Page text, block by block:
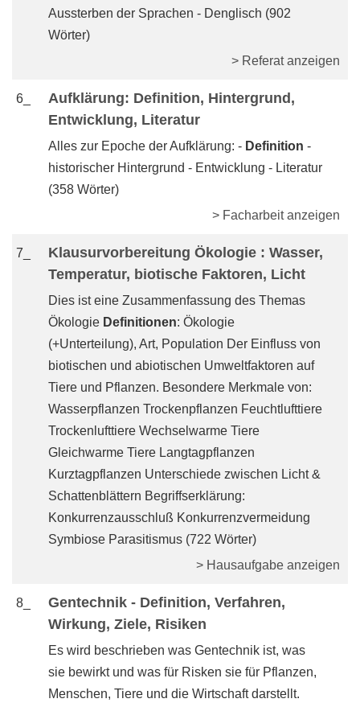
Aussterben der Sprachen - Denglisch (902
Wörter)
> Referat anzeigen
6_
Aufklärung: Definition, Hintergrund,
Entwicklung, Literatur
Alles zur Epoche der Aufklärung: - Definition -
historischer Hintergrund - Entwicklung - Literatur
(358 Wörter)
> Facharbeit anzeigen
7_
Klausurvorbereitung Ökologie : Wasser,
Temperatur, biotische Faktoren, Licht
Dies ist eine Zusammenfassung des Themas
Ökologie Definitionen: Ökologie
(+Unterteilung), Art, Population Der Einfluss von
biotischen und abiotischen Umweltfaktoren auf
Tiere und Pflanzen. Besondere Merkmale von:
Wasserpflanzen Trockenpflanzen Feuchtlufttiere
Trockenlufttiere Wechselwarme Tiere
Gleichwarme Tiere Langtagpflanzen
Kurztagpflanzen Unterschiede zwischen Licht &
Schattenblättern Begriffserklärung:
Konkurrenzausschluß Konkurrenzvermeidung
Symbiose Parasitismus (722 Wörter)
> Hausaufgabe anzeigen
8_
Gentechnik - Definition, Verfahren,
Wirkung, Ziele, Risiken
Es wird beschrieben was Gentechnik ist, was
sie bewirkt und was für Risken sie für Pflanzen,
Menschen, Tiere und die Wirtschaft darstellt.